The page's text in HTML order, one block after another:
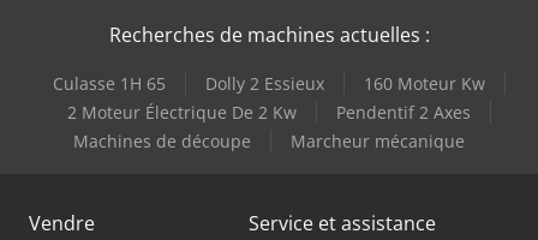
Recherches de machines actuelles :
Culasse 1H 65 Dolly 2 Essieux
160 Moteur Kw
2 Moteur Électrique De 2 Kw
Pendentif 2 Axes
Machines de découpe
Marcheur mécanique
Vendre Service et assistance